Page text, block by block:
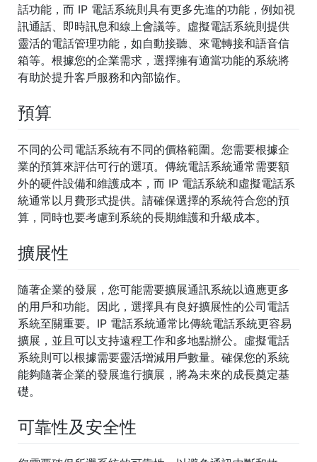
話功能，而 IP 電話系統則具有更多先進的功能，例如視
訊通話、即時訊息和線上會議等。虛擬電話系統則提供
靈活的電話管理功能，如自動接聽、來電轉接和語音信
箱等。根據您的企業需求，選擇擁有適當功能的系統將
有助於提升客戶服務和內部協作。
預算
不同的公司電話系統有不同的價格範圍。您需要根據企
業的預算來評估可行的選項。傳統電話系統通常需要額
外的硬件設備和維護成本，而 IP 電話系統和虛擬電話系
統通常以月費形式提供。請確保選擇的系統符合您的預
算，同時也要考慮到系統的長期維護和升級成本。
擴展性
隨著企業的發展，您可能需要擴展通訊系統以適應更多
的用戶和功能。因此，選擇具有良好擴展性的公司電話
系統至關重要。IP 電話系統通常比傳統電話系統更容易
擴展，並且可以支持遠程工作和多地點辦公。虛擬電話
系統則可以根據需要靈活增減用戶數量。確保您的系統
能夠隨著企業的發展進行擴展，將為未來的成長奠定基
礎。
可靠性及安全性